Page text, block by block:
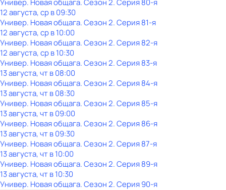
Универ. Новая общага. Сезон 2. Серия 80-я
12 августа, ср в 09:30
Универ. Новая общага. Сезон 2. Серия 81-я
12 августа, ср в 10:00
Универ. Новая общага. Сезон 2. Серия 82-я
12 августа, ср в 10:30
Универ. Новая общага. Сезон 2. Серия 83-я
13 августа, чт в 08:00
Универ. Новая общага. Сезон 2. Серия 84-я
13 августа, чт в 08:30
Универ. Новая общага. Сезон 2. Серия 85-я
13 августа, чт в 09:00
Универ. Новая общага. Сезон 2. Серия 86-я
13 августа, чт в 09:30
Универ. Новая общага. Сезон 2. Серия 87-я
13 августа, чт в 10:00
Универ. Новая общага. Сезон 2. Серия 89-я
13 августа, чт в 10:30
Универ. Новая общага. Сезон 2. Серия 90-я